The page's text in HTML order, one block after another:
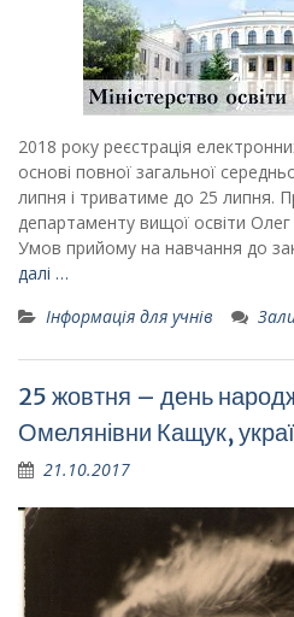
2018 року реєстрація
основі повної загальної
липня і триватиме до 25 липня.
департаменту вищої освіти
Умов прийому на навчання до
далі …
Інформація для учнів
25 жовтня – день
Омелянівни Кащук,
21.10.2017